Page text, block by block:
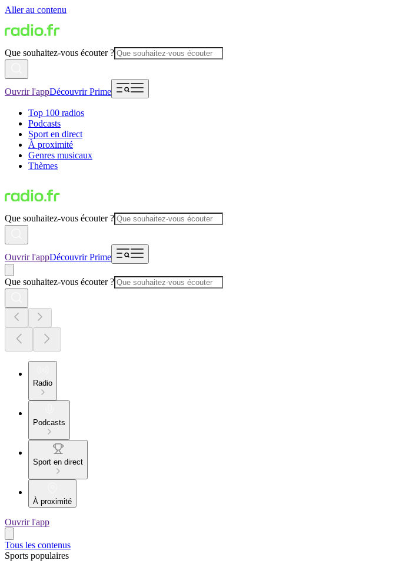
Aller au contenu
Que souhaitez-vous écouter ?
Ouvrir l'appDécouvrir Prime
Top 100 radios
Podcasts
Sport en direct
À proximité
Genres musicaux
Thèmes
Que souhaitez-vous écouter ?
Ouvrir l'appDécouvrir Prime
Que souhaitez-vous écouter ?
Radio
Podcasts
Sport en direct
À proximité
Ouvrir l'app
Tous les contenus
Sports populaires